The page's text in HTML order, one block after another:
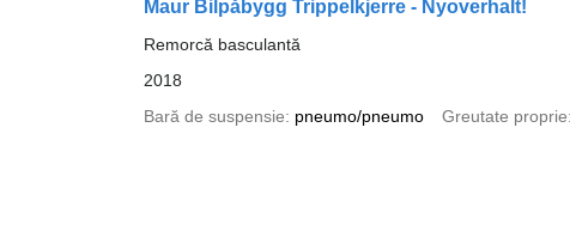
Maur Bilpåbygg Trippelkjerre - Nyoverhalt!
Remorcă basculantă
2018
Bară de suspensie
pneumo/pneumo Greutate proprie